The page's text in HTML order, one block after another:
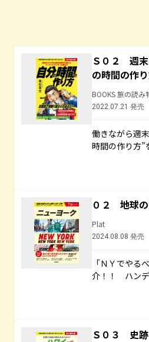
Ｓ０２ 週末
の時間の作
BOOKS 旅の読み
2022.07.21 発売
働きながら週
時間の作り方”
０２ 地球
Plat
2024.08.08 発売
「ＮＹでやる
介！！ ハンデ
Ｓ０３ 史